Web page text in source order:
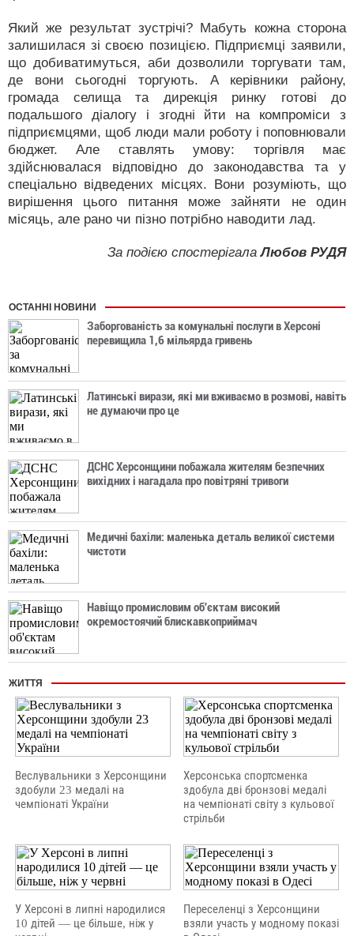
Який же результат зустрічі? Мабуть кожна сторона
залишилася зі своєю позицією. Підприємці заявили,
що добиватимуться, аби дозволили торгувати там,
де вони сьогодні торгують. А керівники району,
громада селища та дирекція ринку готові до
подальшого діалогу і згодні йти на компроміси з
підприємцями, щоб люди мали роботу і поповнювали
бюджет. Але ставлять умову: торгівля має
здійснювалася відповідно до законодавства та у
спеціально відведених місцях. Вони розуміють, що
вирішення цього питання може зайняти не один
місяць, але рано чи пізно потрібно наводити лад.
За подією спостерігала Любов РУДЯ
ОСТАННІ НОВИНИ
Заборгованість за комунальні послуги в Херсоні
перевищила 1,6 мільярда гривень
Латинські вирази, які ми вживаємо в розмові, навіть
не думаючи про це
ДСНС Херсонщини побажала жителям безпечних
вихідних і нагадала про повітряні тривоги
Медичні бахіли: маленька деталь великої системи
чистоти
Навіщо промисловим об'єктам високий
окремостоячий блискавкоприймач
ЖИТТЯ
Веслувальники з Херсонщини
здобули 23 медалі на
чемпіонаті України
Херсонська спортсменка
здобула дві бронзові медалі
на чемпіонаті світу з кульової
стрільби
У Херсоні в липні народилися
10 дітей — це більше, ніж у
Переселенці з Херсонщини
взяли участь у модному показі